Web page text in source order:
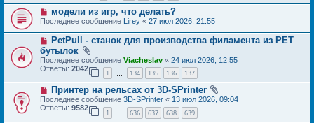
модели из игр, что делать?
Последнее сообщение Lirey « 27 июл 2026, 21:55
PetPull - cтанок для производства филамента из PET
бутылок
Последнее сообщение Viacheslav « 24 июл 2026, 12:55
Ответы: 2042
1 134 135 136 137
Принтер на рельсах от 3D-SPrinter
Последнее сообщение 3D-SPrinter « 13 июл 2026, 09:04
Ответы: 9582
1 … 636 637 638 639